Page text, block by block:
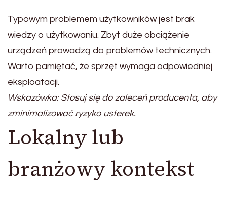
Typowym problemem użytkowników jest brak
wiedzy o użytkowaniu. Zbyt duże obciążenie
urządzeń prowadzą do problemów technicznych.
Warto pamiętać, że sprzęt wymaga odpowiedniej
eksploatacji.
Wskazówka: Stosuj się do zaleceń producenta, aby
zminimalizować ryzyko usterek.
Lokalny lub
branżowy kontekst